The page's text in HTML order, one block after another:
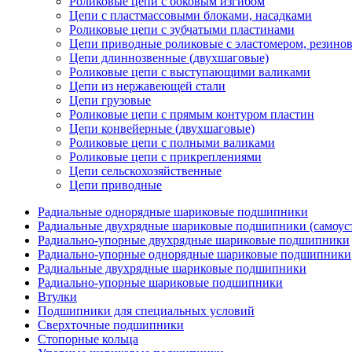
Цепи с пластмассовыми блоками, насадками
Роликовые цепи с зубчатыми пластинами
Цепи приводные роликовые с эластомером,
Цепи длиннозвенные (двухшаговые)
Роликовые цепи с выступающими валиками
Цепи из нержавеющей стали
Цепи грузовые
Роликовые цепи с прямым контуром пластин
Цепи конвейерные (двухшаговые)
Роликовые цепи с полными валиками
Роликовые цепи с прикреплениями
Цепи сельскохозяйственные
Цепи приводные
Радиальные однорядные шариковые подшипники
Радиальные двухрядные шариковые подшипники
Радиально-упорные двухрядные шариковые подшипники
Радиально-упорные однорядные шариковые подшипники
Радиальные двухрядные шариковые подшипники
Радиально-упорные шариковые подшипники
Втулки
Подшипники для специальных условий
Сверхточные подшипники
Стопорные кольца